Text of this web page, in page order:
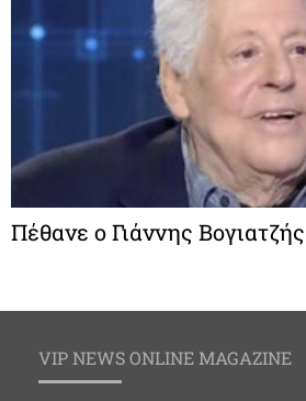
Πέθανε ο Γιάννης Βογιατζής
VIP NEWS ONLINE MAGAZINE